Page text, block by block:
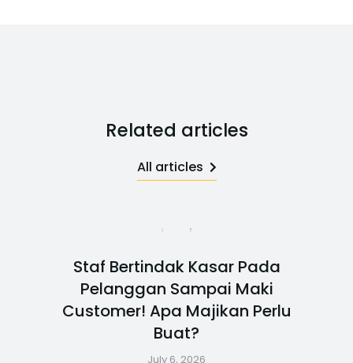
Related articles
All articles
Staf Bertindak Kasar Pada
Pelanggan Sampai Maki
Customer! Apa Majikan Perlu
Buat?
July 6, 2026